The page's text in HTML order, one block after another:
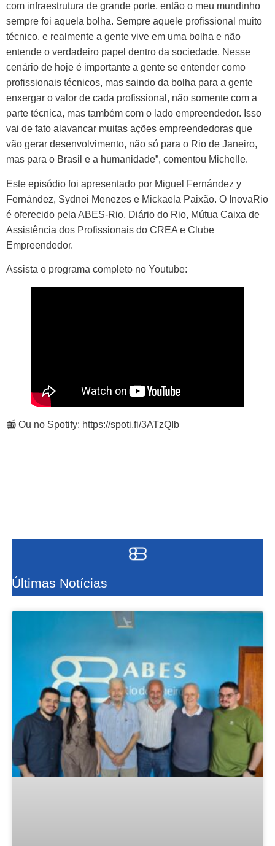
com infraestrutura de grande porte, então o meu mundinho
sempre foi aquela bolha. Sempre aquele profissional muito
técnico, e realmente a gente vive em uma bolha e não
entende o verdadeiro papel dentro da sociedade. Nesse
cenário de hoje é importante a gente se entender como
profissionais técnicos, mas saindo da bolha para a gente
enxergar o valor de cada profissional, não somente com a
parte técnica, mas também com o lado empreendedor. Isso
vai de fato alavancar muitas ações empreendedoras que
vão gerar desenvolvimento, não só para o Rio de Janeiro,
mas para o Brasil e a humanidade”, comentou Michelle.
Este episódio foi apresentado por Miguel Fernández y
Fernández, Sydnei Menezes e Mickaela Paixão. O InovaRio
é oferecido pela ABES-Rio, Diário do Rio, Mútua Caixa de
Assistência dos Profissionais do CREA e Clube
Empreendedor.
Assista o programa completo no Youtube:
📻 Ou no Spotify: https://spoti.fi/3ATzQIb
Últimas Notícias